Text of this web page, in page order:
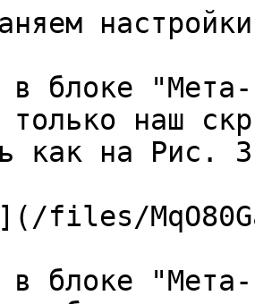
блоке "Мета-
только наш
как на Рис.
блоке "Мета-